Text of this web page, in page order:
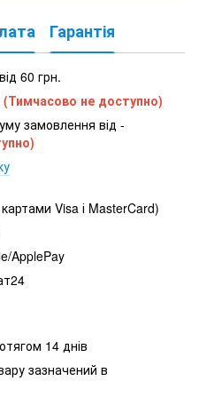
Гарантія
60 грн.
(Тимчасово не доступно)
замовлення від -
Visa і MasterCard)
ApplePay
14 днів
зазначений в